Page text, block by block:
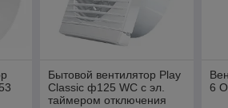
Бытовой вентилятор Play
Classic ф125 WС с эл.
таймером отключения
6